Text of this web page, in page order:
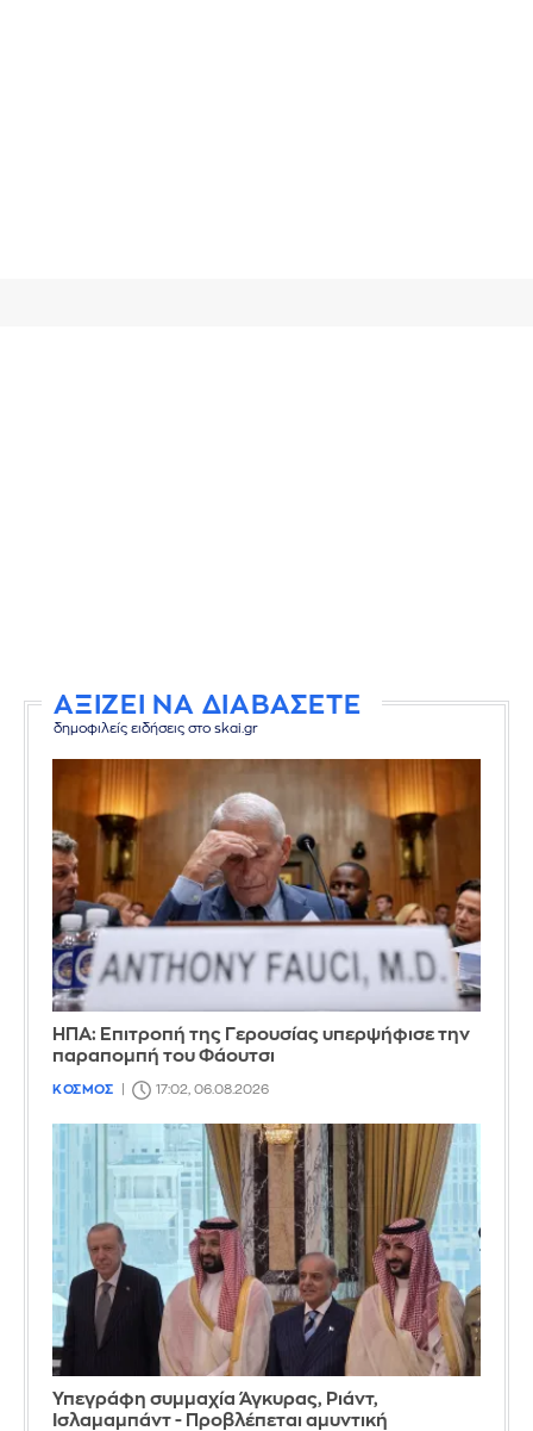
ΑΞΙΖΕΙ ΝΑ ΔΙΑΒΑΣΕΤΕ
δημοφιλείς ειδήσεις στο skai.gr
ΗΠΑ: Επιτροπή της Γερουσίας υπερψήφισε την
παραπομπή του Φάουτσι
ΚΟΣΜΟΣ 17:02, 06.08.2026
Υπεγράφη συμμαχία Άγκυρας, Ριάντ,
Ισλαμαμπάντ - Προβλέπεται αμυντική